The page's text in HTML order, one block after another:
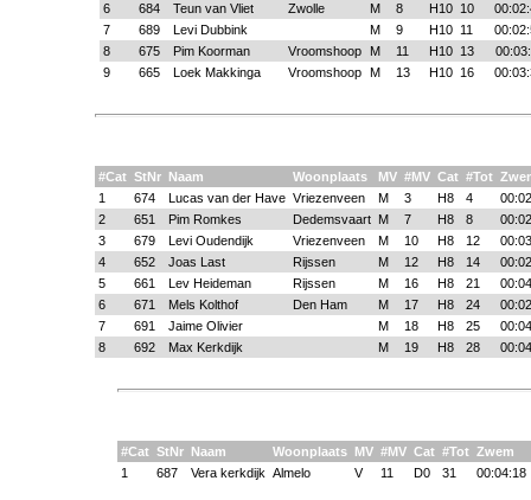
6
684 Teun van Vliet Zwolle M 8 H10 10
7
689 Levi Dubbink M 9 H10 11
8
675 Pim Koorman Vroomshoop M 11 H10 13
9
665 Loek Makkinga Vroomshoop M 13 H10 16
#Cat StNr Naam Woonplaats MV #MV Cat #Tot
1
674 Lucas van der Have Vriezenveen M 3 H8 4
2
651 Pim Romkes Dedemsvaart M 7 H8 8
3
679 Levi Oudendijk Vriezenveen M 10 H8 12
4
652 Joas Last Rijssen M 12 H8 14
5
661 Lev Heideman Rijssen M 16 H8 21
6
671 Mels Kolthof Den Ham M 17 H8 24
7
691 Jaime Olivier M 18 H8 25
8
692 Max Kerkdijk M 19 H8 28
#Cat StNr Naam Woonplaats MV #MV Cat #Tot Zwem
1
687 Vera kerkdijk Almelo V 11 D0 31 00:04:18